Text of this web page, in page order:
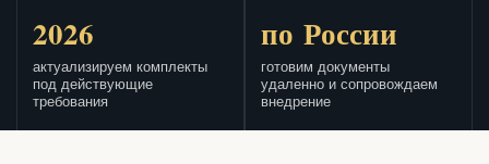
2026
актуализируем комплекты
под действующие
требования
по России
готовим документы
удаленно и сопровождаем
внедрение